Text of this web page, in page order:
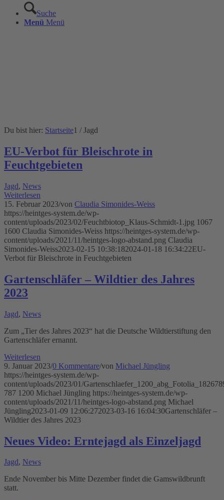
Suche
Menü Menü
Du bist hier: Startseite1 / Jagd
EU-Verbot für Bleischrote in
Feuchtgebieten
Jagd, News
Weiterlesen
15. Februar 2023/von Claudia Simonides-Weiss
https://heintges-system.de/wp-
content/uploads/2023/02/Feuchtbiotop_Klaus-Schmidt-1.jpg 1067
1600 Claudia Simonides-Weiss https://heintges-system.de/wp-
content/uploads/2021/11/heintges-logo-abstand.png Claudia
Simonides-Weiss2023-02-15 10:38:182024-01-18 16:34:22EU-
Verbot für Bleischrote in Feuchtgebieten
Gartenschläfer – Wildtier des Jahres
2023
Jagd, News
Zum „Tier des Jahres 2023“ hat die Deutsche Wildtierstiftung den
Gartenschläfer ernannt.
Weiterlesen
9. Januar 2023/0 Kommentare/von Michael Jüngling
https://heintges-system.de/wp-
content/uploads/2023/01/
787 1200 Michael Jüngling https://heintges-system.de/wp-
content/uploads/2021/11/heintges-logo-abstand.png Michael
Jüngling2023-01-09 12:06:272023-03-16 16:04:30Gartenschläfer –
Wildtier des Jahres 2023
Neues Video: Erntejagd als Einzeljagd
Jagd, News
Ende November bis Mitte Dezember findet die Gamswildbrunft
statt.